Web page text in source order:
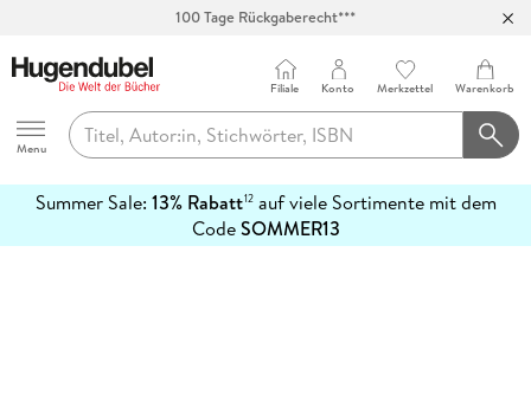
100 Tage Rückgaberecht***
Hugendubel
Menu
Filiale Konto Merkzettel Warenkorb
Summer Sale: 13% Rabatt12auf viele Sortimente mit dem
CodeSOMMER13
erfahren